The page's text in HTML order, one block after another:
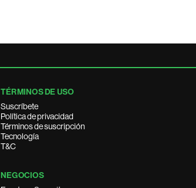
TÉRMINOS DE USO
Suscríbete
Política de privacidad
Términos de suscripción
Tecnología
T&C
NEGOCIOS